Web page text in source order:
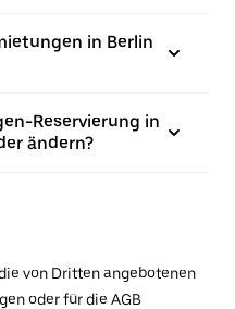
in Berlin
Reservierung in
ändern?
von Dritten angebotenen
oder für die AGB